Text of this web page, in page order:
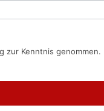
zur Kenntnis